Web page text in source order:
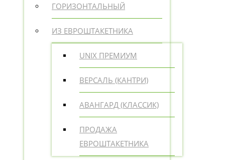
ГОРИЗОНТАЛЬНЫЙ
ИЗ ЕВРОШТАКЕТНИКА
UNIX ПРЕМИУМ
ВЕРСАЛЬ (КАНТРИ)
АВАНГАРД (КЛАССИК)
ПРОДАЖА
ЕВРОШТАКЕТНИКА